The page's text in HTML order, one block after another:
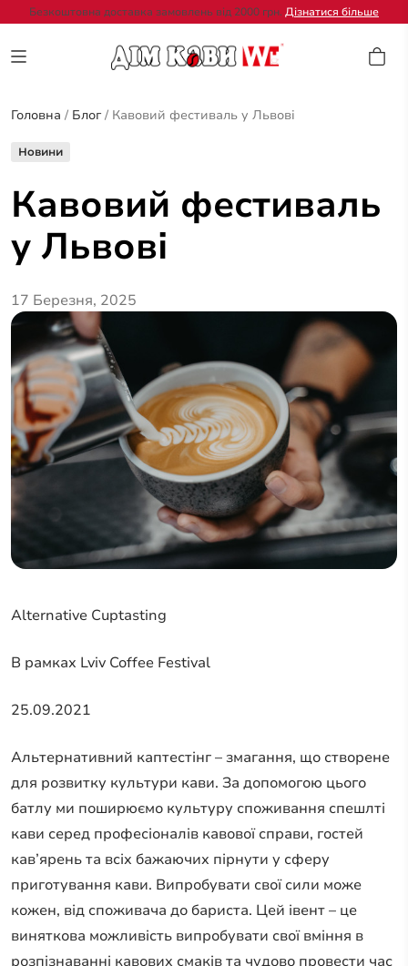
Безкоштовна доставка замовлень від 2000 грн. Дізнатися більше
Головна / Блог / Кавовий фестиваль у Львові
Новини
Кавовий фестиваль
у Львові
17 Березня, 2025
Alternative Cuptasting
В рамках Lviv Coffee Festival
25.09.2021
Альтернативний каптестінг – змагання, що створене
для розвитку культури кави. За допомогою цього
батлу ми поширюємо культуру споживання спешлті
кави серед професіоналів кавової справи, гостей
кав’ярень та всіх бажаючих пірнути у сферу
приготування кави. Випробувати свої сили може
кожен, від споживача до бариста. Цей івент – це
виняткова можливість випробувати свої вміння в
розпізнаванні кавових смаків та чудово провести час